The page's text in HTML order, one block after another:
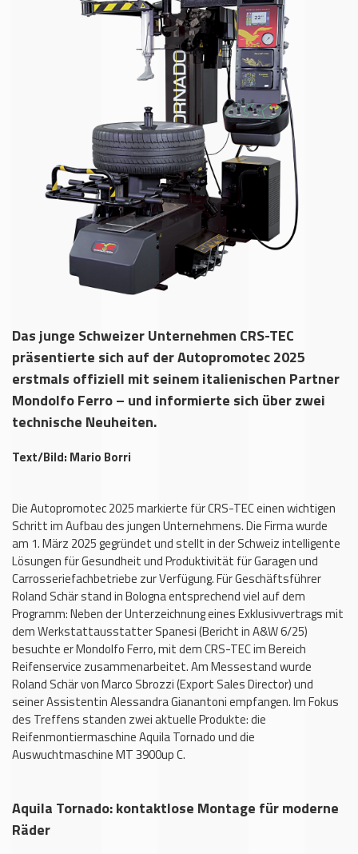
Das junge Schweizer Unternehmen CRS-TEC
präsentierte sich auf der Autopromotec 2025
erstmals offiziell mit seinem italienischen Partner
Mondolfo Ferro – und informierte sich über zwei
technische Neuheiten.
Text/Bild: Mario Borri
Die Autopromotec 2025 markierte für CRS-TEC einen wichtigen
Schritt im Aufbau des jungen Unternehmens. Die Firma wurde
am 1. März 2025 gegründet und stellt in der Schweiz intelligente
Lösungen für Gesundheit und Produktivität für Garagen und
Carrosseriefachbetriebe zur Verfügung. Für Geschäftsführer
Roland Schär stand in Bologna entsprechend viel auf dem
Programm: Neben der Unterzeichnung eines Exklusivvertrags mit
dem Werkstattausstatter Spanesi (Bericht in A&W 6/25)
besuchte er Mondolfo Ferro, mit dem CRS-TEC im Bereich
Reifenservice zusammenarbeitet. Am Messestand wurde
Roland Schär von Marco Sbrozzi (Export Sales Director) und
seiner Assistentin Alessandra Gianantoni empfangen. Im Fokus
des Treffens standen zwei aktuelle Produkte: die
Reifenmontiermaschine Aquila Tornado und die
Auswuchtmaschine MT 3900up C.
Aquila Tornado: kontaktlose Montage für moderne
Räder